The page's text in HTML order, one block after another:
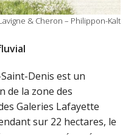
& Cheron – Philippon-Kalt
Denis est un
de la zone des
Galeries Lafayette
sur 22 hectares, le